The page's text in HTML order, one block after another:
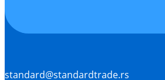
standard@standardtrade.rs